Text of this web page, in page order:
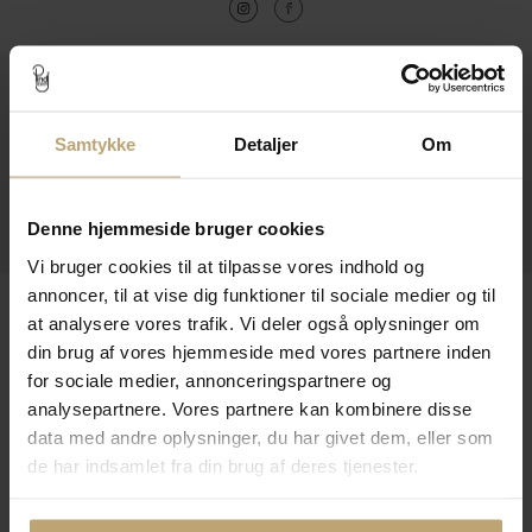
Samtykke Detaljer Om
Denne hjemmeside bruger cookies
Vi bruger cookies til at tilpasse vores indhold og
annoncer, til at vise dig funktioner til sociale medier og til
at analysere vores trafik. Vi deler også oplysninger om
din brug af vores hjemmeside med vores partnere inden
for sociale medier, annonceringspartnere og
analysepartnere. Vores partnere kan kombinere disse
data med andre oplysninger, du har givet dem, eller som
de har indsamlet fra din brug af deres tjenester.
Kontakt
Åbningstider I Butikken
Information
Praktiske Sider
Leveringsmuligheder
Betalingsmuligheder